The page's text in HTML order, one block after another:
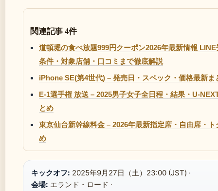
関連記事 4件
道頓堀の食べ放題999円クーポン2026年最新情報
条件・対象店舗・口コミまで徹底解説
iPhone SE(第4世代) – 発売日・スペック・価格最新ま
E-1選手権 放送 – 2025男子女子全日程・結果・U-
とめ
東京仙台新幹線料金 – 2026年最新指定席・自由席・
め
キックオフ: 2025年9月27日（土）23:00 (JST) ·
会場: エランド・ロード ·